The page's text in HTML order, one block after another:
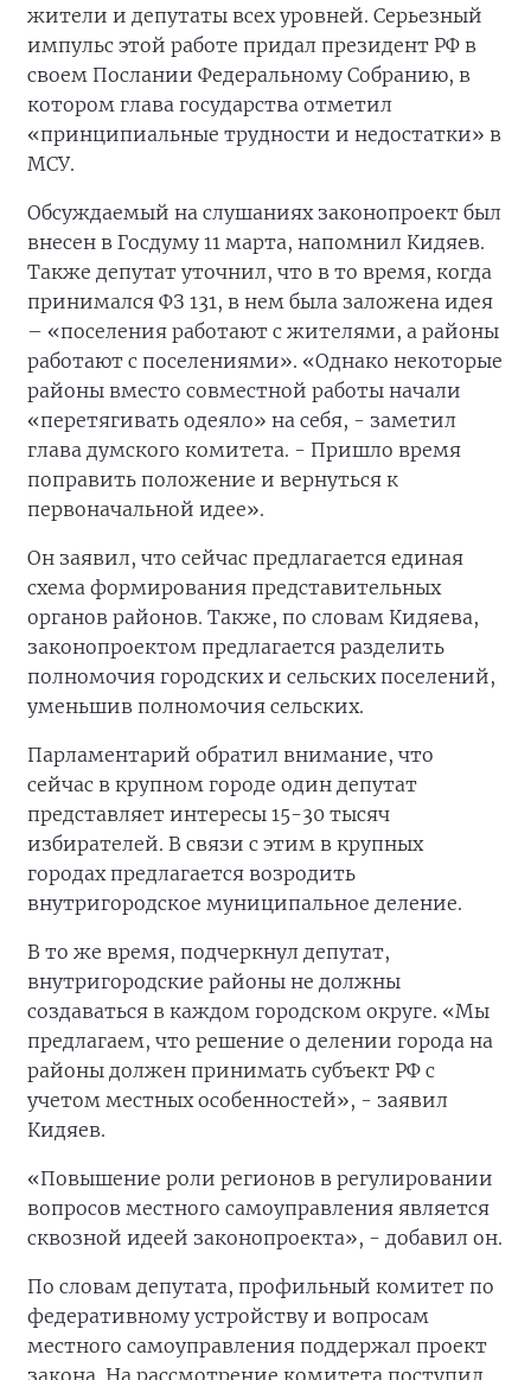
жители и депутаты всех уровней. Серьезный
импульс этой работе придал президент РФ в
своем Послании Федеральному Собранию, в
котором глава государства отметил
«принципиальные трудности и недостатки» в
МСУ.
Обсуждаемый на слушаниях законопроект был
внесен в Госдуму 11 марта, напомнил Кидяев.
Также депутат уточнил, что в то время, когда
принимался ФЗ 131, в нем была заложена идея
– «поселения работают с жителями, а районы
работают с поселениями». «Однако некоторые
районы вместо совместной работы начали
«перетягивать одеяло» на себя, - заметил
глава думского комитета. - Пришло время
поправить положение и вернуться к
первоначальной идее».
Он заявил, что сейчас предлагается единая
схема формирования представительных
органов районов. Также, по словам Кидяева,
законопроектом предлагается разделить
полномочия городских и сельских поселений,
уменьшив полномочия сельских.
Парламентарий обратил внимание, что
сейчас в крупном городе один депутат
представляет интересы 15-30 тысяч
избирателей. В связи с этим в крупных
городах предлагается возродить
внутригородское муниципальное деление.
В то же время, подчеркнул депутат,
внутригородские районы не должны
создаваться в каждом городском округе. «Мы
предлагаем, что решение о делении города на
районы должен принимать субъект РФ с
учетом местных особенностей», - заявил
Кидяев.
«Повышение роли регионов в регулировании
вопросов местного самоуправления является
сквозной идеей законопроекта», - добавил он.
По словам депутата, профильный комитет по
федеративному устройству и вопросам
местного самоуправления поддержал проект